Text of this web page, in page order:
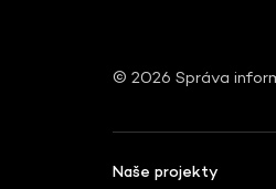
© 2026 Správa
Naše projekty